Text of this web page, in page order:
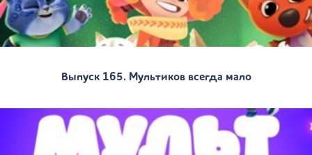
Выпуск 165. Мультиков всегда мало